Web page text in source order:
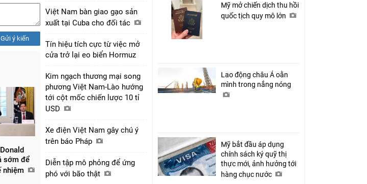
Gửi ý kiến
sớm để
nhiệm
Việt Nam bàn giao gạo sản
xuất tại Cuba cho đối tác
Tín hiệu tích cực từ việc mở
cửa trở lại eo biển Hormuz
Kim ngạch thương mại song
phương Việt Nam-Lào hướng
tới cột mốc chiến lược 10 tỉ
USD
Xe điện Việt Nam gây chú ý
trên báo Pháp
Diễn tập mô phỏng để ứng
phó với bão thật
Mỹ mở chiến dịch thu hồi
quốc tịch quy mô lớn
Lao động châu Á oằn
mình trong nắng nóng
Mỹ bắt đầu áp dụng
chính sách ký quỹ thị
thực mới, ảnh hưởng tới
hàng chục nước